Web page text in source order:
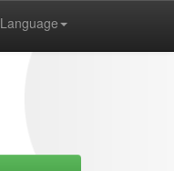
Language